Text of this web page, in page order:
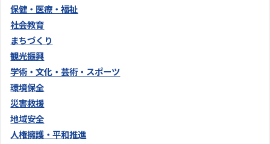
保健・医療・福祉
社会教育
まちづくり
観光振興
学術・文化・芸術・スポーツ
環境保全
災害救援
地域安全
人権擁護・平和推進